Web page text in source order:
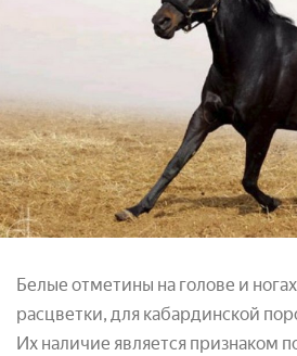
Белые отметины на голове и
расцветки, для кабардинской
Их наличие является признаком